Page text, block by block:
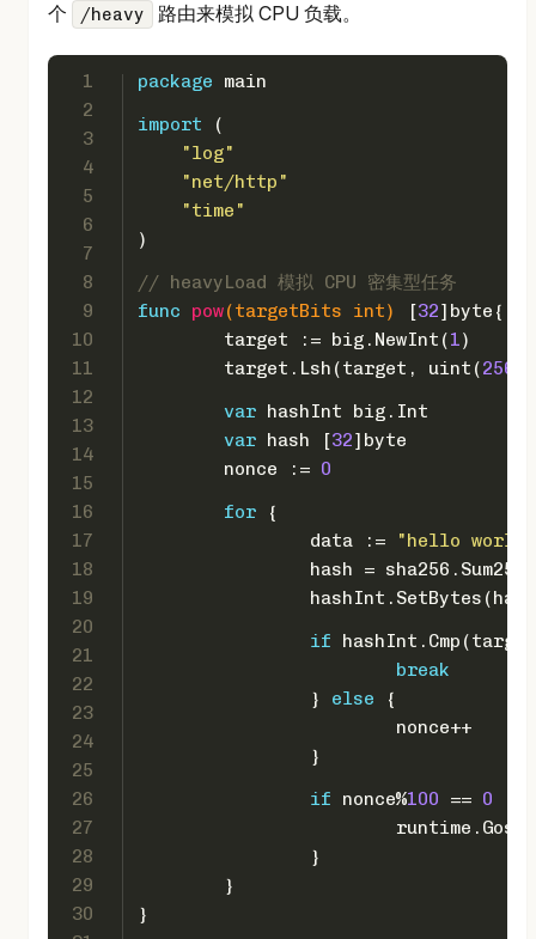
个
/heavy 路由来模拟 CPU 负载。
1
2
3
4
5
6
7
8
9
10
11
12
13
14
15
16
17
18
19
20
21
22
23
24
25
26
27
28
29
30
package main
import (
"log"
"net/http"
"time"
)
// heavyLoad 模拟 CPU 密集型任务
func
pow(targetBits int) [32] byte {
	target := big.NewInt(
1)
	target.Lsh(target,
uint (256
var hashInt big.Int
var hash [32] byte
	nonce :=
0
for {
		data :=
"hello world
hash =
if
break
		}
else {
			nonce++
		}
if nonce%100 == 0
		}
	}
}